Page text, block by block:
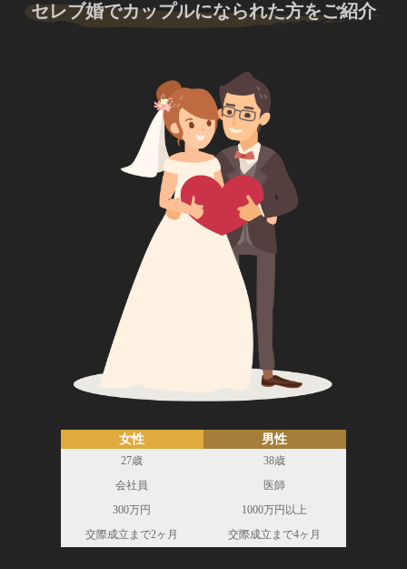
セレブ婚でカップルになられた方をご紹介
女性 男性
27歳
38歳
会社員
医師
300万円
1000万円以上
交際成立まで2ヶ月
交際成立まで4ヶ月